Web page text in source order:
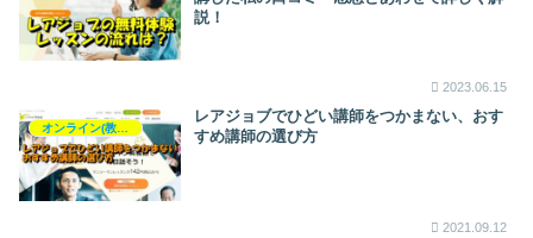
説！
2023.06.15
オンライン(教室)英会話
レアジョブでひどい講師をつかまない、おす
すめ講師の選び方
2021.09.12